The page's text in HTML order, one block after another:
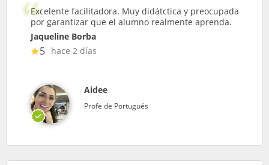
Excelente facilitadora. Muy didátctica y preocupada
por garantizar que el alumno realmente aprenda.
Jaqueline Borba
5 hace 2 días
Aidee
Profe de Portugués